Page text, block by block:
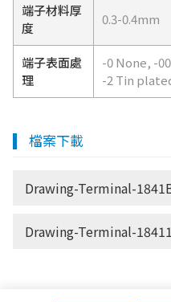
端子材料厚
度
0.3-0.4mm
端子表面處
理
-0 None, -
-2 Tin
檔案下載
Drawing-Terminal-
Drawing-Terminal-